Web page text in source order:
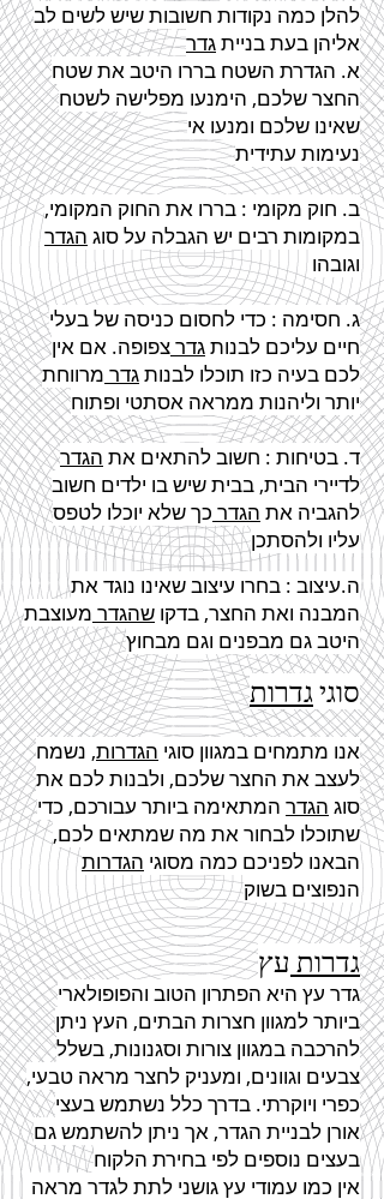
להלן כמה נקודות חשובות שיש לשים לב
אליהן בעת בנייתגדר
א. הגדרת השטח בררו היטב את שטח
החצר שלכם, הימנעו מפלישה לשטח
שאינו שלכם ומנעו אי
נעימות עתידית
ב. חוק מקומי : בררו את החוק המקומי,
במקומות רבים יש הגבלה על סוג הגדר
וגובהו
ג. חסימה : כדי לחסום כניסה של בעלי
חיים עליכם לבנותגדרצפופה. אם אין
לכם בעיה כזו תוכלו לבנותגדר מרווחת
יותר וליהנות ממראה אסתטי ופתוח
ד. בטיחות : חשוב להתאים את הגדר
לדיירי הבית, בבית שיש בו ילדים חשוב
להגביה את הגדר כך שלא יוכלו לטפס
עליו ולהסתכן
ה.עיצוב : בחרו עיצוב שאינו נוגד את
המבנה ואת החצר, בדקו שהגדר מעוצבת
היטב גם מבפנים וגם מבחוץ
סוגיגדרות
אנו מתמחים במגוון סוגי הגדרות, נשמח
לעצב את החצר שלכם, ולבנות לכם את
סוג הגדר המתאימה ביותר עבורכם, כדי
שתוכלו לבחור את מה שמתאים לכם,
הבאנו לפניכם כמה מסוגי הגדרות
הנפוצים בשוק
גדרות עץ
גדר עץ היא הפתרון הטוב והפופולארי
ביותר למגוון חצרות הבתים, העץ ניתן
להרכבה במגוון צורות וסגנונות, בשלל
צבעים וגוונים, ומעניק לחצר מראה טבעי,
כפרי ויוקרתי. בדרך כלל נשתמש בעצי
אורן לבניית הגדר, אך ניתן להשתמש גם
בעצים נוספים לפי בחירת הלקוח